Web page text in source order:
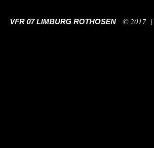
VFR 07 LIMBURG ROTHOSEN © 2017 |